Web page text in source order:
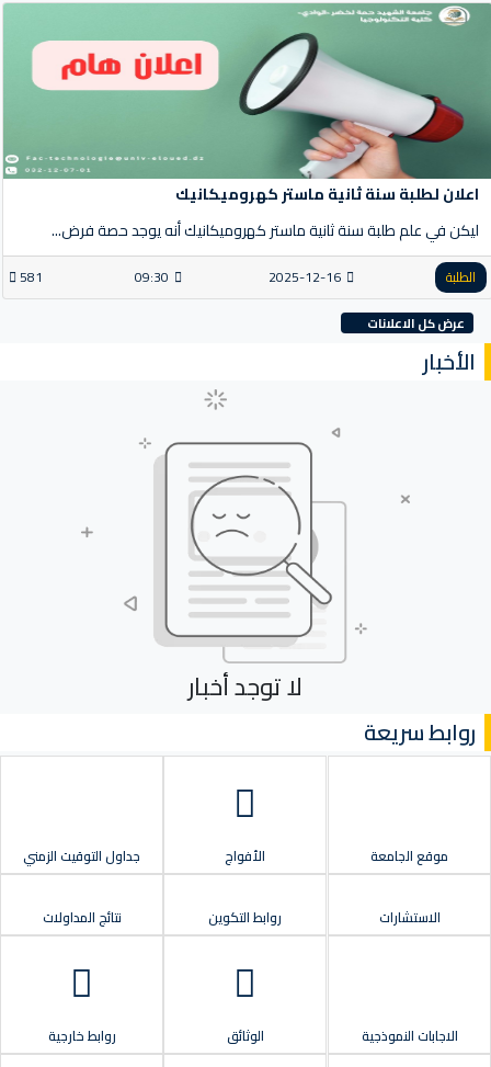
اعلان لطلبة سنة ثانية ماستر كهروميكانيك
ليكن في علم طلبة سنة ثانية ماستر كهروميكانيك أنه يوجد حصة فرض...
الطلبة 2025-12-16
09:30
581
عرض كل الاعلانات
الأخبار
لا توجد أخبار
روابط سريعة
موقع الجامعة الأفواج جداول التوقيت الزمني
الاستشارات روابط التكوين نتائج المداولات
الاجابات النموذجية الوثائق روابط خارجية